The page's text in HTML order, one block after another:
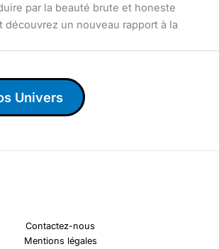
par la beauté brute et honeste
découvrez un nouveau rapport à la
Univers
Contactez-nous
Mentions légales